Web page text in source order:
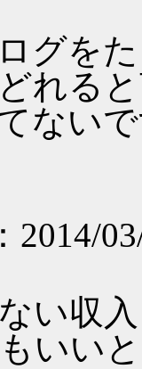
グを
れる
ない
：2014/
い収
いい